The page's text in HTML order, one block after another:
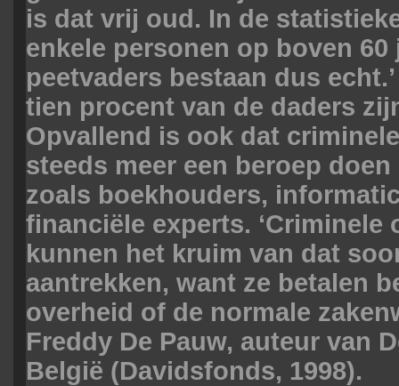
is dat vrij oud. In de
enkele personen op boven 60
peetvaders bestaan dus
tien procent van de daders
Opvallend is ook dat
steeds meer een beroep
zoals boekhouders,
financiële experts. ‘Criminele
kunnen het kruim van dat
aantrekken, want ze betalen
overheid of de normale
Freddy De Pauw, auteur van
België (Davidsfonds, 1998).